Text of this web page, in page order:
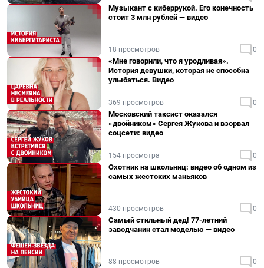
Музыкант с киберрукой. Его конечность
стоит 3 млн рублей — видео
18 просмотров 0
«Мне говорили, что я уродливая».
История девушки, которая не способна
улыбаться. Видео
369 просмотров 0
Московский таксист оказался
«двойником» Сергея Жукова и взорвал
соцсети: видео
154 просмотра 0
Охотник на школьниц: видео об одном из
самых жестоких маньяков
430 просмотров 0
Самый стильный дед! 77-летний
заводчанин стал моделью — видео
88 просмотров 0